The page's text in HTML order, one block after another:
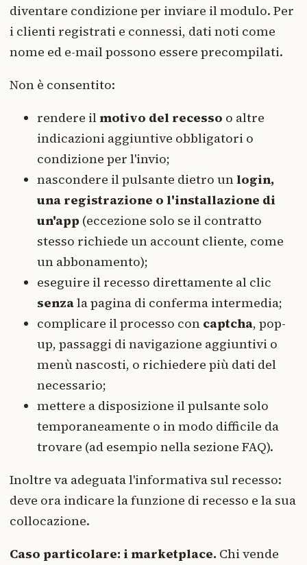
diventare condizione per inviare il modulo. Per
i clienti registrati e connessi, dati noti come
nome ed e-mail possono essere precompilati.
Non è consentito:
rendere ilmotivo del recesso o altre
indicazioni aggiuntive obbligatori o
condizione per l'invio;
nascondere il pulsante dietro unlogin,
una registrazione o l'installazione di
un'app (eccezione solo se il contratto
stesso richiede un account cliente, come
un abbonamento);
eseguire il recesso direttamente al clic
senzala pagina di conferma intermedia;
complicare il processo con captcha, pop-
up, passaggi di navigazione aggiuntivi o
menù nascosti, o richiedere più dati del
necessario;
mettere a disposizione il pulsante solo
temporaneamente o in modo difficile da
trovare (ad esempio nella sezione FAQ).
Inoltre va adeguata l'informativa sul recesso:
deve ora indicare la funzione di recesso e la sua
collocazione.
Caso particolare: i marketplace. Chi vende